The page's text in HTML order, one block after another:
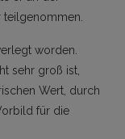
teilgenommen.
worden.
sehr groß ist,
Wert, durch
für die